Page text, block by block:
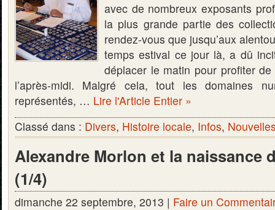
avec de nombreux exposants
la plus grande partie des
rendez-vous que jusqu’aux
temps estival ce jour là, a dû
déplacer le matin pour profiter
l’après-midi. Malgré cela, tout les domaines
représentés, … Lire l'Article Entier »
Classé dans : Divers, Histoire locale, Infos,
Alexandre Morlon et la naissance
(1/4)
dimanche 22 septembre, 2013 | Faire un